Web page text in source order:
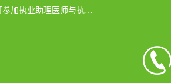
通过医学类院校正规录取从而获取统招全日制大专、本科，学信网可查在校学籍。医学相关专业毕业后可参加执业助理医师与执业医师证书考试（如口腔医学、临床医学、中医学等专业）.